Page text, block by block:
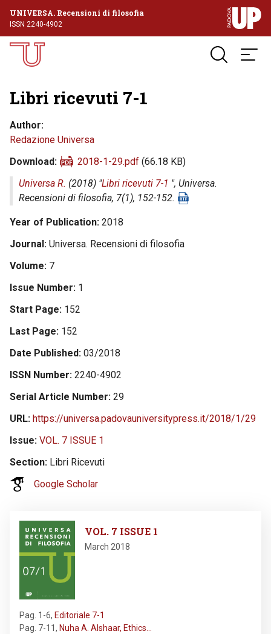
UNIVERSA. Recensioni di filosofia
ISSN 2240-4902
Libri ricevuti 7-1
Author
Redazione Universa
Download
2018-1-29.pdf (66.18 KB)
Universa R. (2018) "Libri ricevuti 7-1 ", Universa.
Recensioni di filosofia, 7(1), 152-152.
Year of Publication 2018
Journal Universa. Recensioni di filosofia
Volume 7
Issue Number 1
Start Page 152
Last Page 152
Date Published 03/2018
ISSN Number 2240-4902
Serial Article Number 29
URL https://universa.padovauniversitypress.it/2018/1/29
Issue VOL. 7 ISSUE 1
Section Libri Ricevuti
Google Scholar
VOL. 7 ISSUE 1
March 2018
Pag. 1-6, Editoriale 7-1
Pag. 7-11, Nuha A. Alshaar, Ethics…